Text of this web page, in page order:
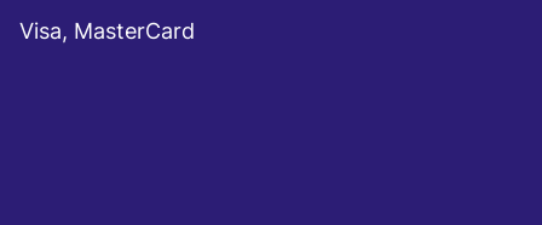
Visa, MasterCard